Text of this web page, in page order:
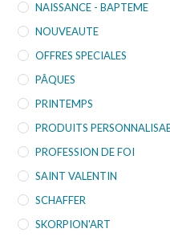
NAISSANCE - BAPTEME
NOUVEAUTE
OFFRES SPECIALES
PÂQUES
PRINTEMPS
PRODUITS
PROFESSION DE FOI
SAINT VALENTIN
SCHAFFER
SKORPION'ART